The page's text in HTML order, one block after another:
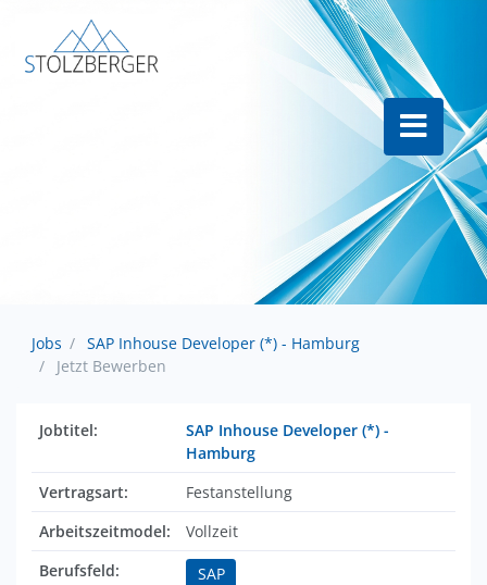
Jobs
SAP Inhouse Developer (*) - Hamburg
Jetzt Bewerben
Jobtitel:
SAP Inhouse Developer (*) -
Hamburg
Vertragsart:
Festanstellung
Arbeitszeitmodel:
Vollzeit
Berufsfeld:
SAP